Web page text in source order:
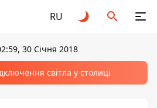
RU
30 Січня 2018
світла у столиці